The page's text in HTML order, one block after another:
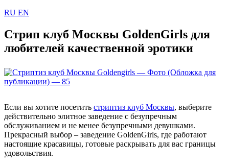
RU EN
Стрип клуб Москвы GoldenGirls для
любителей качественной эротики
Если вы хотите посетить стриптиз клуб Москвы, выберите
действительно элитное заведение с безупречным
обслуживанием и не менее безупречными девушками.
Прекрасный выбор – заведение GoldenGirls, где работают
настоящие красавицы, готовые раскрывать для вас границы
удовольствия.